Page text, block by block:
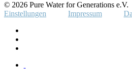
© 2026 Pure Water for Generations e.V.
Einstellungen
Impressum